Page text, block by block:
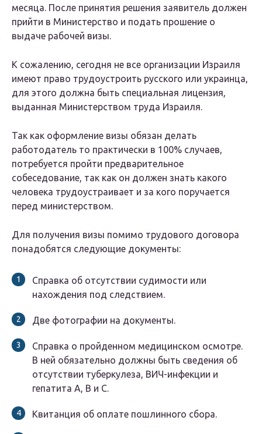
месяца. После принятия решения заявитель должен
прийти в Министерство и подать прошение о
выдаче рабочей визы.
К сожалению, сегодня не все организации Израиля
имеют право трудоустроить русского или украинца,
для этого должна быть специальная лицензия,
выданная Министерством труда Израиля.
Так как оформление визы обязан делать
работодатель то практически в 100% случаев,
потребуется пройти предварительное
собеседование, так как он должен знать какого
человека трудоустраивает и за кого поручается
перед министерством.
Для получения визы помимо трудового договора
понадобятся следующие документы:
Справка об отсутствии судимости или
нахождения под следствием.
Две фотографии на документы.
Справка о пройденном медицинском осмотре.
В ней обязательно должны быть сведения об
отсутствии туберкулеза, ВИЧ-инфекции и
гепатита А, В и С.
Квитанция об оплате пошлинного сбора.